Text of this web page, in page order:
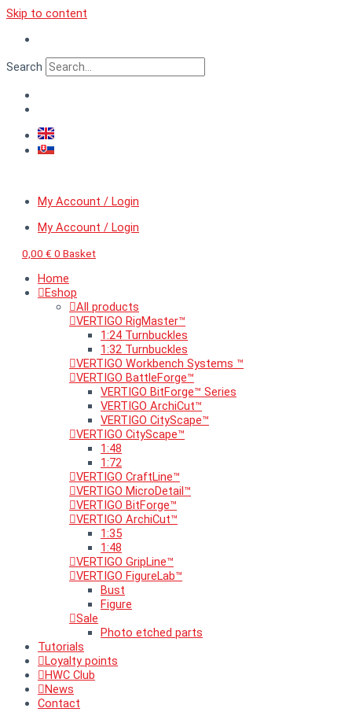
Skip to content
Search
My Account / Login
My Account / Login
0,00 € 0 Basket
Home
Eshop
All products
VERTIGO RigMaster™
1:24 Turnbuckles
1:32 Turnbuckles
VERTIGO Workbench Systems ™
VERTIGO BattleForge™
VERTIGO BitForge™ Series
VERTIGO ArchiCut™
VERTIGO CityScape™
VERTIGO CityScape™
1:48
1:72
VERTIGO CraftLine™
VERTIGO MicroDetail™
VERTIGO BitForge™
VERTIGO ArchiCut™
1:35
1:48
VERTIGO GripLine™
VERTIGO FigureLab™
Bust
Figure
Sale
Photo etched parts
Tutorials
Loyalty points
HWC Club
News
Contact